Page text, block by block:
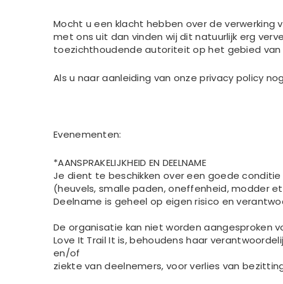
Mocht u een klacht hebben over de
met ons uit dan vinden wij dit natuurlijk erg
toezichthoudende autoriteit op het gebied van
Als u naar aanleiding van onze privacy policy
Evenementen:
*AANSPRAKELIJKHEID EN DEELNAME
Je dient te beschikken over een goede
(heuvels, smalle paden, oneffenheid, modder
Deelname is geheel op eigen risico en
De organisatie kan niet worden aangesproken
Love It Trail It is, behoudens haar
en/of
ziekte van deelnemers, voor verlies van